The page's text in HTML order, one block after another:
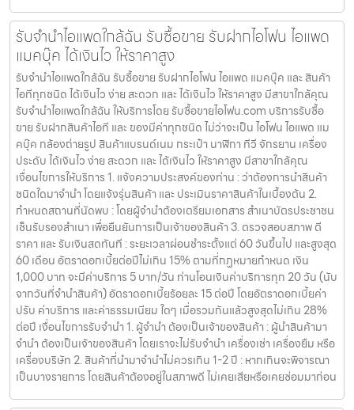
รับจำนำไอแพดใกล้ฉัน รับซื้อขาย รับฝากไอโฟน ไอแพด
แมคบุ๊ค ได้เงินไว ให้ราคาสูง
รับจำนำไอแพดใกล้ฉัน รับซื้อขาย รับฝากไอโฟน ไอแพด แมคบุ๊ค และ สินค้า
ไอทีทุกชนิด ได้เงินไว ง่าย สะดวก และ ได้เงินไว ให้ราคาสูง มีสาขาใกล้คุณ
รับจำนำไอแพดใกล้ฉัน ให้บริการโดย รับซื้อขายไอโฟน.com บริการรับซื้อ
ขาย รับฝากสินค้าไอที และ ของมีค่าทุกชนิด ไม่ว่าจะเป็น ไอโฟน ไอแพด แม
คบุ๊ค กล้องถ่ายรูป สินค้าแบรนด์เนม กระเป๋า นาฬิกา ทีวี จักรยาน เครื่อง
ประดับ ได้เงินไว ง่าย สะดวก และ ได้เงินไว ให้ราคาสูง มีสาขาใกล้คุณ
เงื่อนไขการให้บริการ 1. แจ้งความประสงค์ของท่าน : ว่าต้องการนำสินค้า
ชนิดใดมาจำนำ โดยแจ้งรุ่นสินค้า และ ประเมินราคาสินค้าในเบื้องต้น 2.
กำหนดสถานที่นัดพบ : โดยผู้จำนำต้องเตรียมเอกสาร สำเนาบัตรประชาชน
เซ็นรับรองสำเนา เพื่อยืนยันการเป็นเจ้าของสินค้า 3. ตรวจสอบสภาพ ตี
ราคา และ รับเงินสดทันที : ระยะเวลาผ่อนชำระตั้งแต่ 60 วันขึ้นไป และสูงสุด
60 เดือน อัตราดอกเบี้ยต่อปีไม่เกิน 15% ตามที่กฏหมายกำหนด เงิน
1,000 บาท จะมีค่าบริการ 5 บาท/วัน ท่านโอนเงินค่าบริการทุก 20 วัน (นับ
จากวันที่จำนำสินค้า) อัตราดอกเบี้ยร้อยละ 15 ต่อปี โดยอัตราดอกเบี้ยค่า
ปรับ ค่าบริการ และค่าธรรมเนียม ใดๆ เมื่อรวมกันแล้วสูงสุดไม่เกิน 28%
ต่อปี เงื่อนไขการรับจำนำ 1. ผู้จำนำ ต้องเป็นเจ้าของสินค้า : ผู้นำสินค้ามา
จำนำ ต้องเป็นเจ้าของสินค้า โดยเราจะไม่รับจำนำ เครื่องเช่า เครื่องยืม หรือ
เครื่องบริษัท 2. สินค้าที่นำมาจำนำไม่ควรเกิน 1-2 ปี : หากเกินจะพิจารณา
เป็นบางรายการ โดยสินค้าต้องอยู่ในสภาพดี ไม่เคยเสียหรือเคยซ่อมมาก่อน